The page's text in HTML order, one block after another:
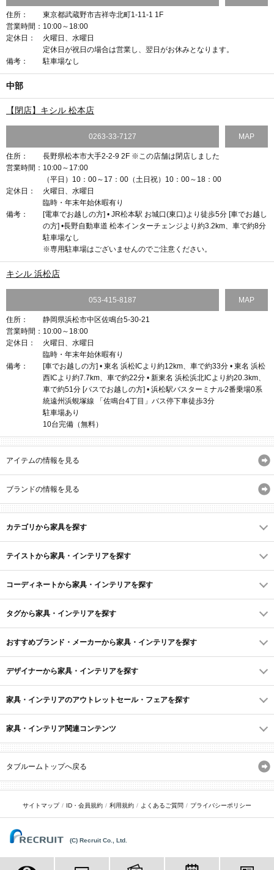
住所：
東京都武蔵野市吉祥寺北町1-11-1 1F
営業時間： 10:00～18:00
定休日：
火曜日、水曜日
定休日が祝日の場合は営業し、翌日がお休みとなります。
備考：
駐車場なし
中部
【閉店】キシル 松本店
0263-33-7127 MAP
住所：
長野県松本市大手2-2-9 2F ※この店舗は閉店しました
営業時間： 10:00～17:00
（平日）10：00～17：00（土日祝）10：00～18：00
定休日：
火曜日、水曜日
臨時・年末年始休暇有り
備考：
[電車でお越しの方] • JR松本駅 お城口(東口)より徒歩5分 [車でお越し
の方] •長野自動車道 松本インターチェンジより約3.2km、車で約8分
駐車場なし
※専用駐車場はございませんのでご注意ください。
キシル 浜松店
053-415-8187 MAP
住所：
静岡県浜松市中区佐鳴台5-30-21
営業時間： 10:00～18:00
定休日：
火曜日、水曜日
臨時・年末年始休暇有り
備考：
[車でお越しの方] • 東名 浜松ICより約12km、車で約33分 • 東名 浜松
西ICより約7.7km、車で約22分 • 新東名 浜松浜北ICより約20.3km、
車で約51分 [バスでお越しの方] • 浜松駅バスターミナル2番乗場0系
統遠州浜蜆塚線 「佐鳴台4丁目」バス停下車徒歩3分
駐車場あり
10台完備（無料）
アイテムの情報を見る
ブランドの情報を見る
カテゴリから家具を探す
テイストから家具・インテリアを探す
コーディネートから家具・インテリアを探す
タグから家具・インテリアを探す
おすすめブランド・メーカーから家具・インテリアを探す
デザイナーから家具・インテリアを探す
家具・インテリアのアウトレットセール・フェアを探す
家具・インテリア関連コンテンツ
タブルームトップへ戻る
サイトマップ ID・会員規約 利用規約 よくあるご質問 プライバシーポリシー
(C) Recruit Co., Ltd.